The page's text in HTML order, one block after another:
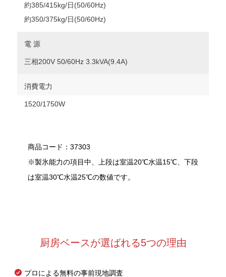
約385/415kg/日(50/60Hz)
約350/375kg/日(50/60Hz)
電 源
三相200V 50/60Hz 3.3kVA(9.4A)
消費電力
1520/1750W
商品コード：37303
※製氷能力の項目中、上段は室温20℃水温15℃、下段
は室温30℃水温25℃の数値です。
厨房ベースが選ばれる5つの理由
プロによる無料の事前現地調査